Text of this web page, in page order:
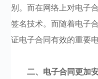
别。而在网络上对电子
签名技术。而随着电子
证电子合同有效的重要
二、电子合同更加